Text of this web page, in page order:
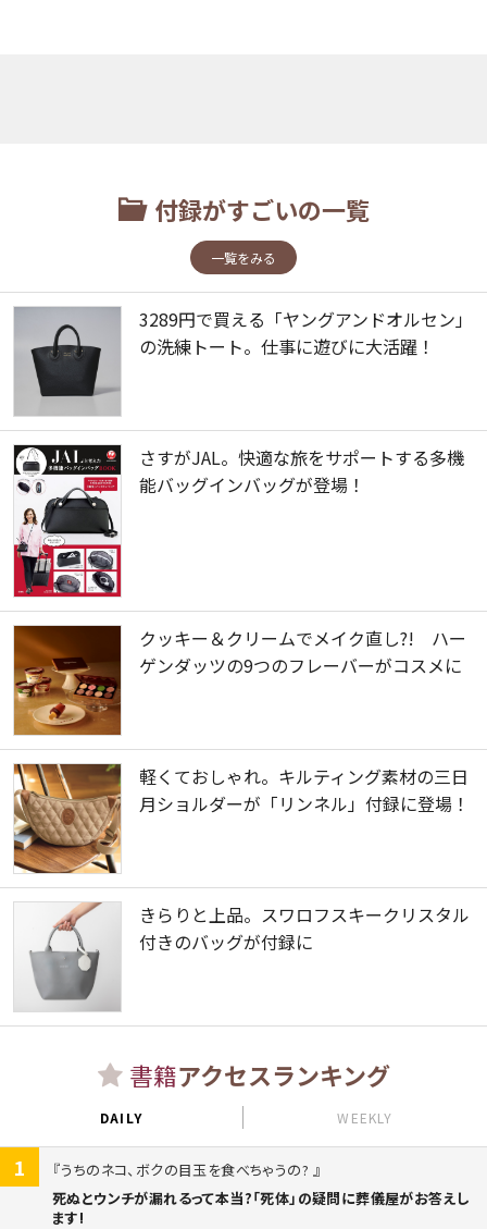
付録がすごいの一覧
一覧をみる
3289円で買える「ヤングアンドオルセン」
の洗練トート。仕事に遊びに大活躍！
さすがJAL。快適な旅をサポートする多機
能バッグインバッグが登場！
クッキー＆クリームでメイク直し?! ハー
ゲンダッツの9つのフレーバーがコスメに
軽くておしゃれ。キルティング素材の三日
月ショルダーが「リンネル」付録に登場！
きらりと上品。スワロフスキークリスタル
付きのバッグが付録に
書籍アクセスランキング
DAILY WEEKLY
1
うちのネコ、ボクの目玉を食べちゃうの?
死ぬとウンチが漏れるって本当?「死体」の疑問に葬儀屋がお答えし
ます!